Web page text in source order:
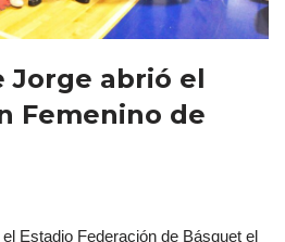
Jorge abrió el
Femenino de
Estadio Federación de Básquet el